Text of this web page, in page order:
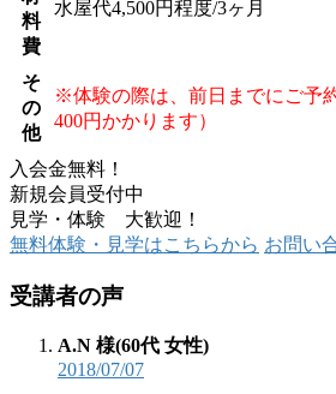
料
費
水屋代4,500円程度/3ヶ月
そ
の
他
※体験の際は、前日までにご予
400円かかります）
入会金無料！
新規会員受付中
見学・体験 大歓迎！
無料体験・見学はこちらから お問い
受講者の声
A.N 様(60代 女性)
2018/07/07